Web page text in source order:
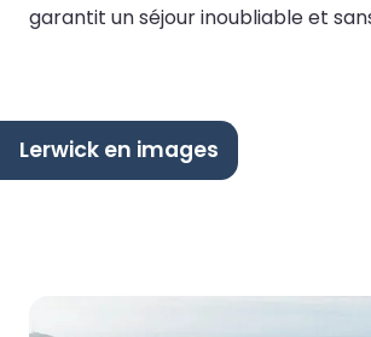
garantit un séjour inoubliable et
Lerwick en images